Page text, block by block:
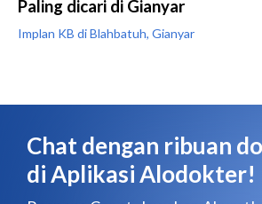
Paling dicari di Gianyar
Implan KB di Blahbatuh, Gianyar